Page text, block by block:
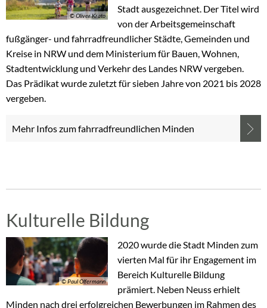
© Oliver Krato
Stadt ausgezeichnet. Der Titel wird
von der Arbeitsgemeinschaft
fußgänger- und fahrradfreundlicher Städte, Gemeinden und
Kreise in NRW und dem Ministerium für Bauen, Wohnen,
Stadtentwicklung und Verkehr des Landes NRW vergeben.
Das Prädikat wurde zuletzt für sieben Jahre von 2021 bis 2028
vergeben.
Mehr Infos zum fahrradfreundlichen Minden
Kulturelle Bildung
© Paul Olfermann
2020 wurde die Stadt Minden zum
vierten Mal für ihr Engagement im
Bereich Kulturelle Bildung
prämiert. Neben Neuss erhielt
Minden nach drei erfolgreichen Bewerbungen im Rahmen des